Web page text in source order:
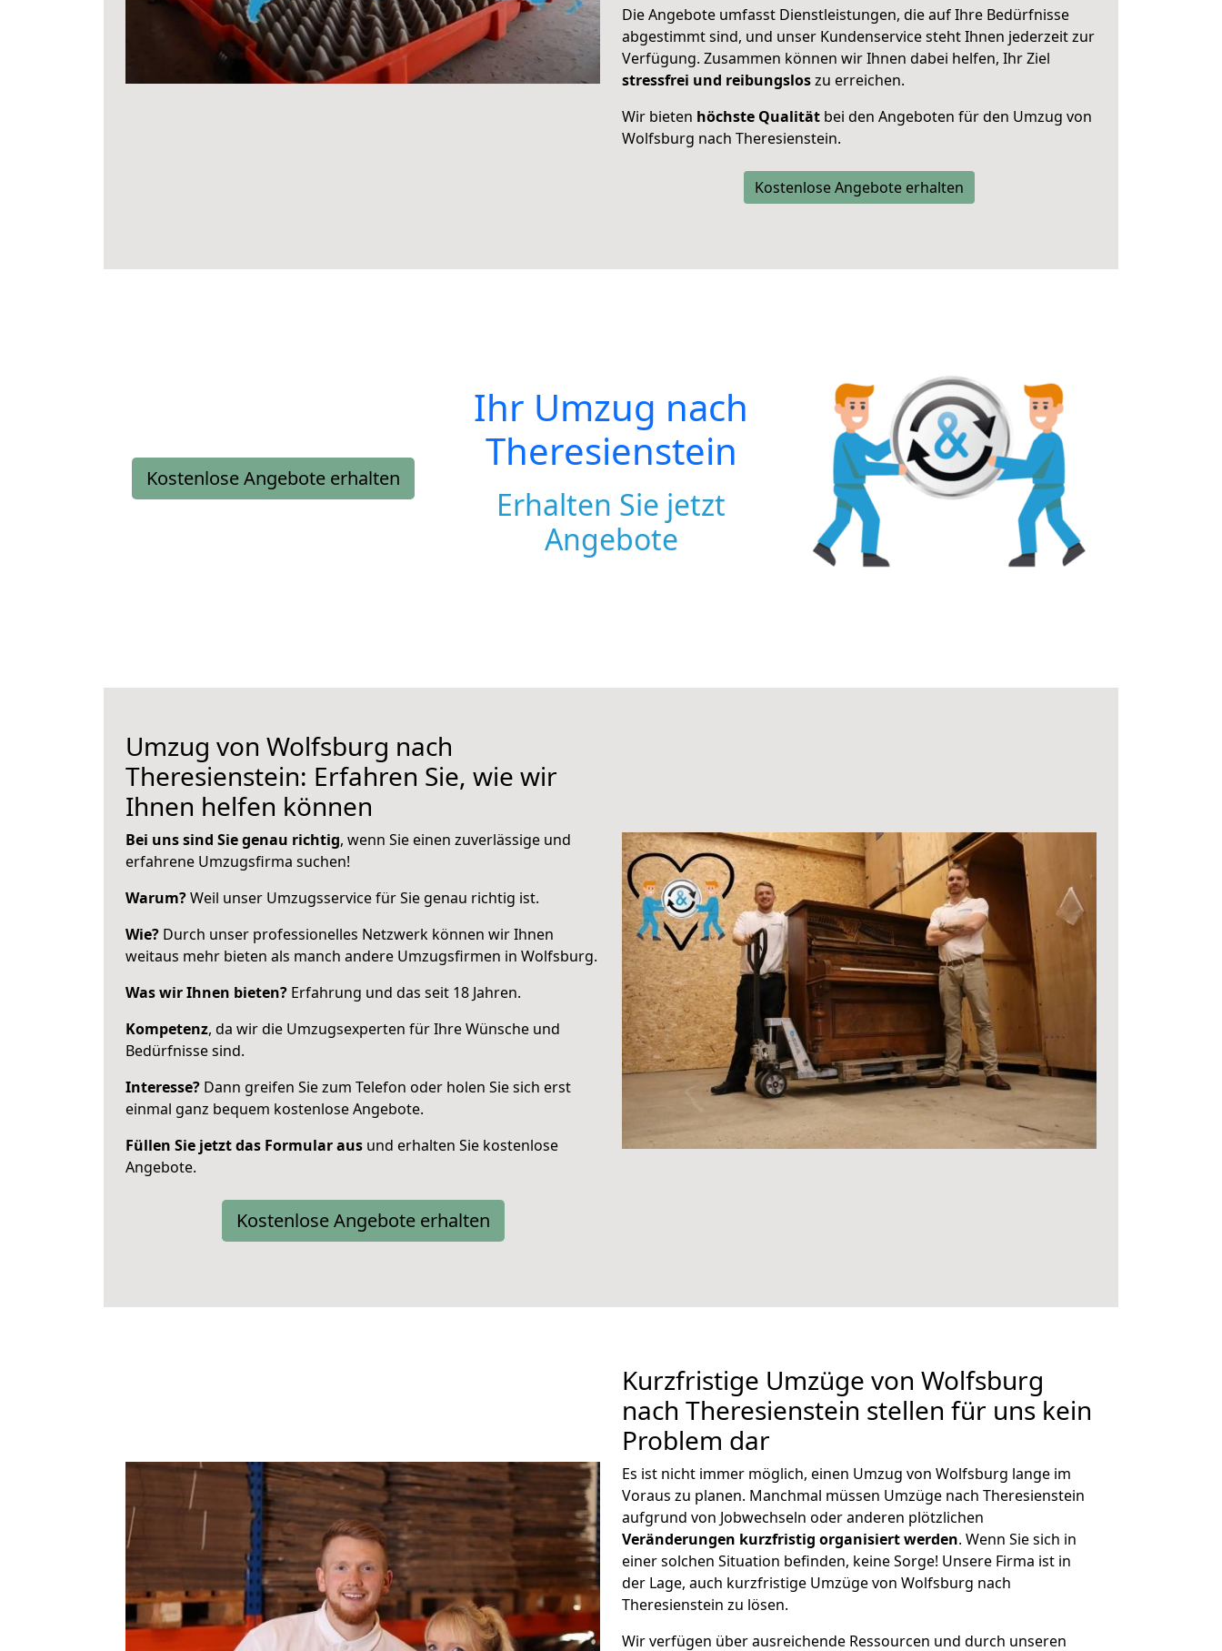
Die Angebote umfasst Dienstleistungen, die auf Ihre Bedürfnisse
abgestimmt sind, und unser Kundenservice steht Ihnen jederzeit zur
Verfügung. Zusammen können wir Ihnen dabei helfen, Ihr Ziel
stressfrei und reibungsloszu erreichen.
Wir bieten höchste Qualität bei den Angeboten für den Umzug von
Wolfsburg nach Theresienstein.
Kostenlose Angebote erhalten
Kostenlose Angebote erhalten
Ihr Umzug nach
Theresienstein
Erhalten Sie jetzt
Angebote
Umzug von Wolfsburg nach
Theresienstein: Erfahren Sie, wie wir
Ihnen helfen können
Bei uns sind Sie genau richtig, wenn Sie einen zuverlässige und
erfahrene Umzugsfirma suchen!
Warum?Weil unser Umzugsservice für Sie genau richtig ist.
Wie? Durch unser professionelles Netzwerk können wir Ihnen
weitaus mehr bieten als manch andere Umzugsfirmen in Wolfsburg.
Was wir Ihnen bieten? Erfahrung und das seit 18 Jahren.
Kompetenz, da wir die Umzugsexperten für Ihre Wünsche und
Bedürfnisse sind.
Interesse? Dann greifen Sie zum Telefon oder holen Sie sich erst
einmal ganz bequem kostenlose Angebote.
Füllen Sie jetzt das Formular aus und erhalten Sie kostenlose
Angebote.
Kostenlose Angebote erhalten
Kurzfristige Umzüge von Wolfsburg
nach Theresienstein stellen für uns kein
Problem dar
Es ist nicht immer möglich, einen Umzug von Wolfsburg lange im
Voraus zu planen. Manchmal müssen Umzüge nach Theresienstein
aufgrund von Jobwechseln oder anderen plötzlichen
Veränderungen kurzfristig organisiert werden. Wenn Sie sich in
einer solchen Situation befinden, keine Sorge! Unsere Firma ist in
der Lage, auch kurzfristige Umzüge von Wolfsburg nach
Theresienstein zu lösen.
Wir verfügen über ausreichende Ressourcen und durch unseren